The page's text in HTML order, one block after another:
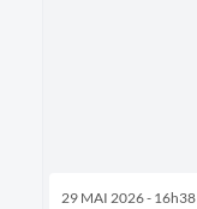
29 MAI 2026 - 16h38